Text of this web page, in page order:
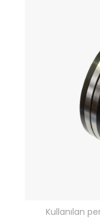
Kullanılan